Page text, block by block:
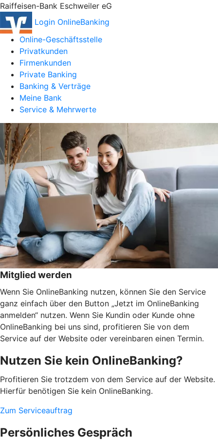
Raiffeisen-Bank Eschweiler eG
Login OnlineBanking
Online-Geschäftsstelle
Privatkunden
Firmenkunden
Private Banking
Banking & Verträge
Meine Bank
Service & Mehrwerte
Mitglied werden
Wenn Sie OnlineBanking nutzen, können Sie den Service
ganz einfach über den Button „Jetzt im OnlineBanking
anmelden“ nutzen. Wenn Sie Kundin oder Kunde ohne
OnlineBanking bei uns sind, profitieren Sie von dem
Service auf der Website oder vereinbaren einen Termin.
Nutzen Sie kein OnlineBanking?
Profitieren Sie trotzdem von dem Service auf der Website.
Hierfür benötigen Sie kein OnlineBanking.
Zum Serviceauftrag
Persönliches Gespräch